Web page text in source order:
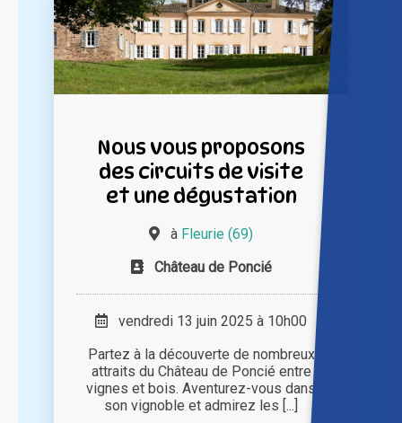
Nous vous proposons
des circuits de visite
et une dégustation
à Fleurie (69)
Château de Poncié
vendredi 13 juin 2025 à 10h00
Partez à la découverte de nombreux
attraits du Château de Poncié entre
vignes et bois. Aventurez-vous dans
son vignoble et admirez les [...]